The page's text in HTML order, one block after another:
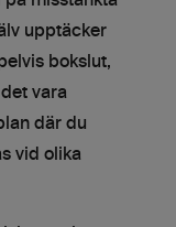
upptäcker
bokslut,
vara
där du
vid olika